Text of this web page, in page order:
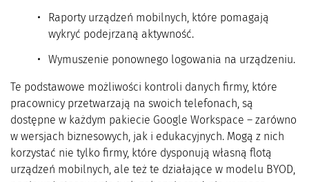
Raporty urządzeń mobilnych, które pomagają
wykryć podejrzaną aktywność.
Wymuszenie ponownego logowania na urządzeniu.
Te podstawowe możliwości kontroli danych firmy, które
pracownicy przetwarzają na swoich telefonach, są
dostępne w każdym pakiecie Google Workspace – zarówno
w wersjach biznesowych, jak i edukacyjnych. Mogą z nich
korzystać nie tylko firmy, które dysponują własną flotą
urządzeń mobilnych, ale też te działające w modelu BYOD,